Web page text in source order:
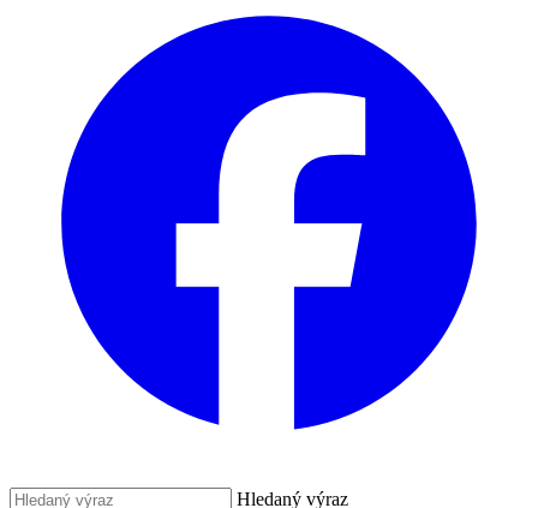
Hledaný výraz